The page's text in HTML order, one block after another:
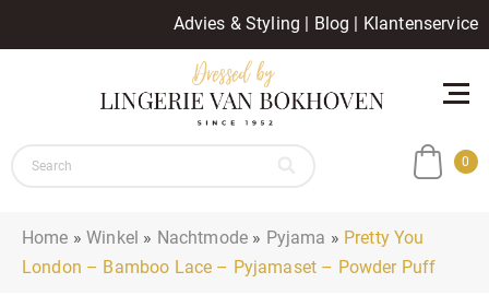
Advies & Styling | Blog | Klantenservice
0
Home »Winkel » Nachtmode » Pyjama » Pretty You
London – Bamboo Lace – Pyjamaset – Powder Puff